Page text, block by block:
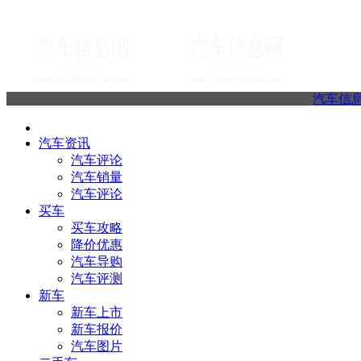
汽车信
汽车资讯
汽车评论
汽车销量
汽车评论
买车
买车攻略
降价优惠
汽车导购
汽车评测
新车
新车上市
新车报价
汽车图片